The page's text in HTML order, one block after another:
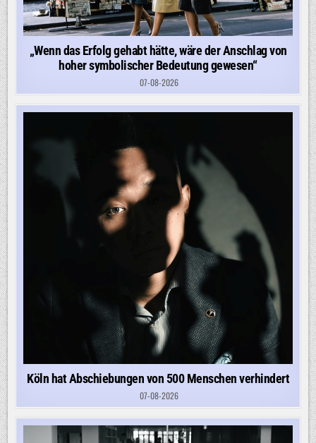
„Wenn das Erfolg gehabt hätte, wäre der Anschlag von
hoher symbolischer Bedeutung gewesen“
07-08-2026
Köln hat Abschiebungen von 500 Menschen verhindert
07-08-2026